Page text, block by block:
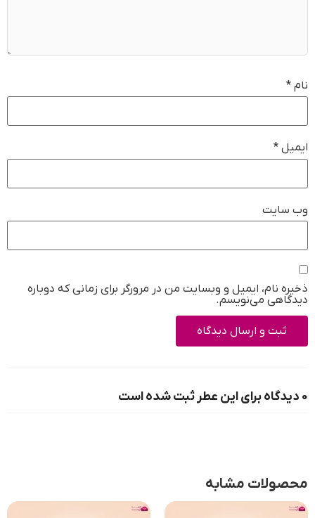
نام *
ایمیل *
وب‌ سایت
ذخیره نام، ایمیل و وبسایت من در مرورگر برای زمانی که دوباره
دیدگاهی می‌نویسم.
0 دیدگاه برای این عطر ثبت شده است
محصولات مشابه